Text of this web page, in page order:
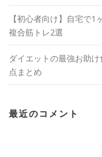
【初心者向け】自宅で
複合筋トレ2選
ダイエットの最強お助
点まとめ
最近のコメント